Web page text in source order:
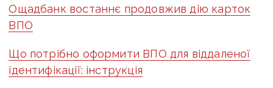
Ощадбанк востаннє продовжив дію карток
ВПО
Що потрібно оформити ВПО для віддаленої
ідентифікації: інструкція